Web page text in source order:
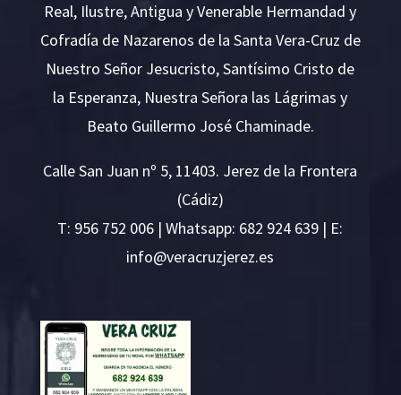
Real, Ilustre, Antigua y Venerable Hermandad y
Cofradía de Nazarenos de la Santa Vera-Cruz de
Nuestro Señor Jesucristo, Santísimo Cristo de
la Esperanza, Nuestra Señora las Lágrimas y
Beato Guillermo José Chaminade.
Calle San Juan nº 5, 11403. Jerez de la Frontera
(Cádiz)
T: 956 752 006 | Whatsapp: 682 924 639 | E:
se.ze
rejzu
rcare
v@ofn
i